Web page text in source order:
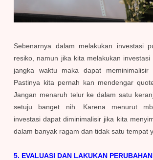
Sebenarnya dalam melakukan investasi
resiko, namun jika kita melakukan investasi
jangka waktu maka dapat meminimalisir
Pastinya kita pernah kan mendengar
Jangan menaruh telur ke dalam satu
setuju banget nih. Karena menurut
investasi dapat diminimalisir jika kita
dalam banyak ragam dan tidak satu tempat
5. EVALUASI DAN LAKUKAN